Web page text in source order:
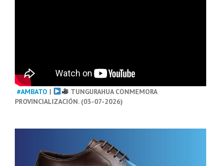
#AMBATO |
TUNGURAHUA CONMEMORA
PROVINCIALIZACIÓN. (03-07-2026)